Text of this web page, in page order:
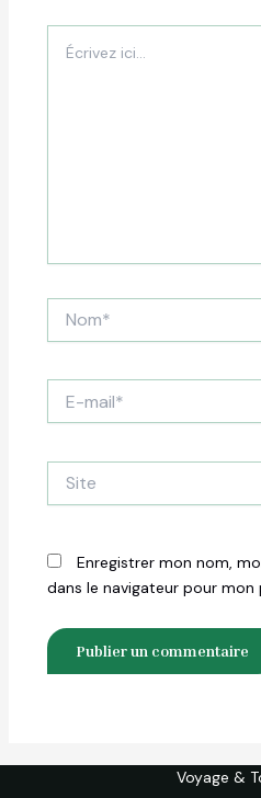
ici…
mail*
Enregistrer mon nom,
dans le navigateur pour
Voyage &